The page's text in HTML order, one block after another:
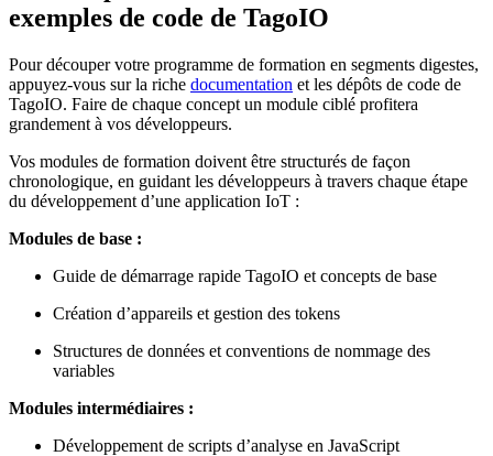
exemples de code de TagoIO
Pour découper votre programme de formation en segments digestes,
appuyez-vous sur la riche documentation et les dépôts de code de
TagoIO. Faire de chaque concept un module ciblé profitera
grandement à vos développeurs.
Vos modules de formation doivent être structurés de façon
chronologique, en guidant les développeurs à travers chaque étape
du développement d’une application IoT :
Modules de base :
Guide de démarrage rapide TagoIO et concepts de base
Création d’appareils et gestion des tokens
Structures de données et conventions de nommage des
variables
Modules intermédiaires :
Développement de scripts d’analyse en JavaScript